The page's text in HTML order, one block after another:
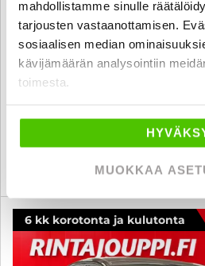
mahdollistamme sinulle
tarjousten vastaanottamisen.
sosiaalisen median
kävijämäärän analysointiin
toimesta.
MUOKKAA
Kia Rio
1,2 ISG LX 5D EcoDynamics - 6 kk
maksuaikaa! - Näppärä pikku Kia!
2012 , Manuaali, Bensiini, 105 000 km
alk. 119 € / kk
KATSO TIEDOT
6 kk korotonta ja kulutonta